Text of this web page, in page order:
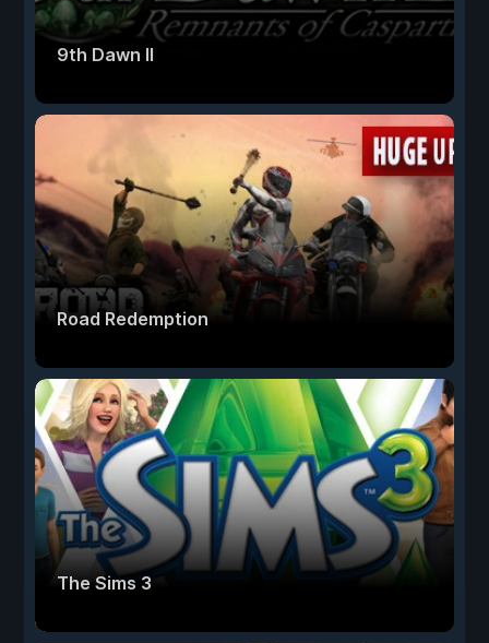
9th Dawn II
Road Redemption
The Sims 3